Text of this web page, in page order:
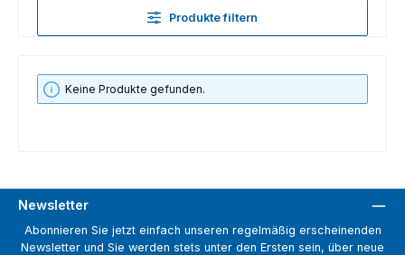
Produkte filtern
Keine Produkte gefunden.
Newsletter
Abonnieren Sie jetzt einfach unseren regelmäßig erscheinenden
Newsletter und Sie werden stets unter den Ersten sein, über neue